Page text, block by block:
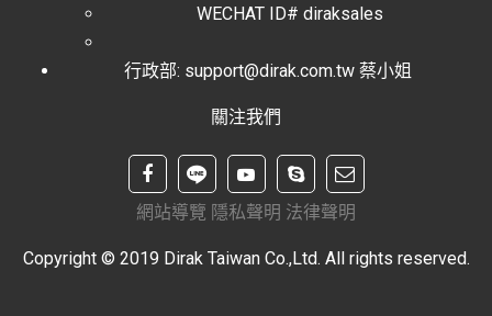
WECHAT ID# diraksales
行政部: support@dirak.com.tw 蔡小姐
關注我們
網站導覽 隱私聲明 法律聲明
Copyright © 2019 Dirak Taiwan Co.,Ltd. All rights reserved.